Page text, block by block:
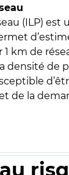
(ILP)
km de
densité de
de la